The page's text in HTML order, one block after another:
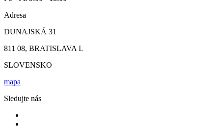
Adresa
DUNAJSKÁ 31
811 08, BRATISLAVA I.
SLOVENSKO
mapa
Sledujte nás